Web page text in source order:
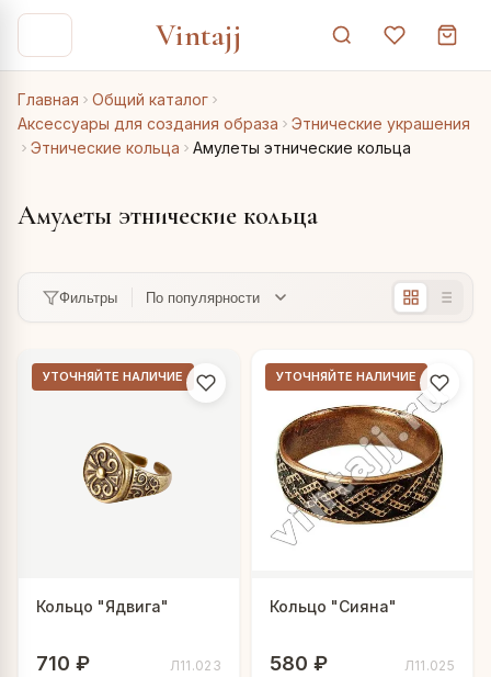
Vintajj
Главная
Общий каталог
Аксессуары для создания образа
Этнические украшения
Этнические кольца
Амулеты этнические кольца
Амулеты этнические кольца
Фильтры
УТОЧНЯЙТЕ НАЛИЧИЕ
Кольцо "Ядвига"
710 ₽ Л11.023
УТОЧНЯЙТЕ НАЛИЧИЕ
Кольцо "Сияна"
580 ₽ Л11.025